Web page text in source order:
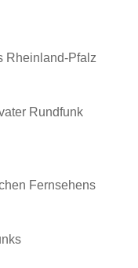
Rheinland-Pfalz
Rundfunk
Fernsehens